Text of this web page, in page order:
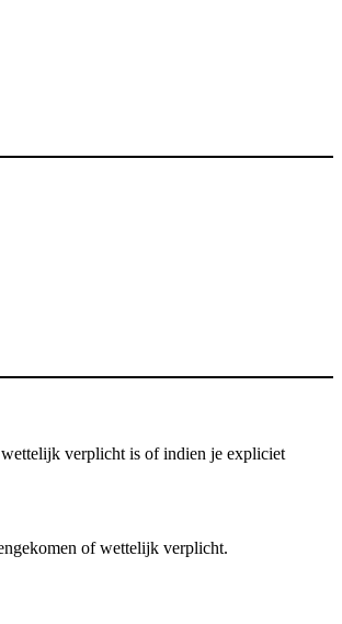
verplicht is of indien je expliciet
of wettelijk verplicht.